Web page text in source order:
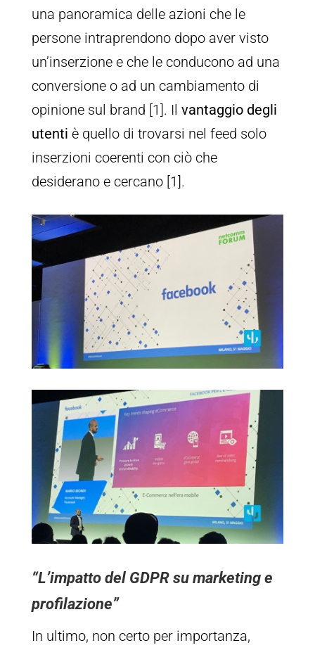
una panoramica delle azioni che le
persone intraprendono dopo aver visto
un’inserzione e che le conducono ad una
conversione o ad un cambiamento di
opinione sul brand [1]. Il vantaggio degli
utenti è quello di trovarsi nel feed solo
inserzioni coerenti con ciò che
desiderano e cercano [1].
“L’impatto del GDPR su marketing e
profilazione”
In ultimo, non certo per importanza,